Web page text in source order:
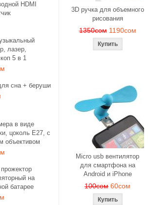
HDMI
лазер,
5 в 1
сна + беруши
в виде
цоколь E27, с
объективом
на
батарее
3D ручка для объемного
рисования
1350сом 1190сом
Micro usb вентилятор
для смартфона на
Android и iPhone
100сом 60сом